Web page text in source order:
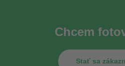
Chcem
Stať sa